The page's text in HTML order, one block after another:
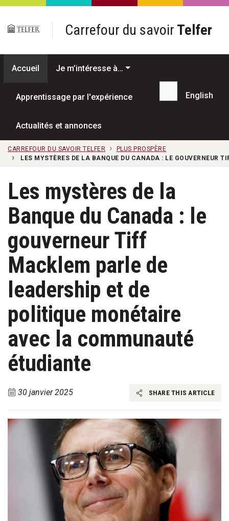
Passer au contenu principal
Carrefour du savoir Telfer
Accueil Je m’intéresse à…
Apprentissage par l'expérience
Actualités et annonces
Recherche...
English
CARREFOUR DU SAVOIR TELFER
PLUS PROSPÈRE
LES MYSTÈRES DE LA BANQUE DU CANADA : LE GOUVERNEUR
Les mystères de la
Banque du Canada : le
gouverneur Tiff
Macklem parle de
leadership et de
politique monétaire
avec la communauté
étudiante
30 janvier 2025 SHARE THIS ARTICLE